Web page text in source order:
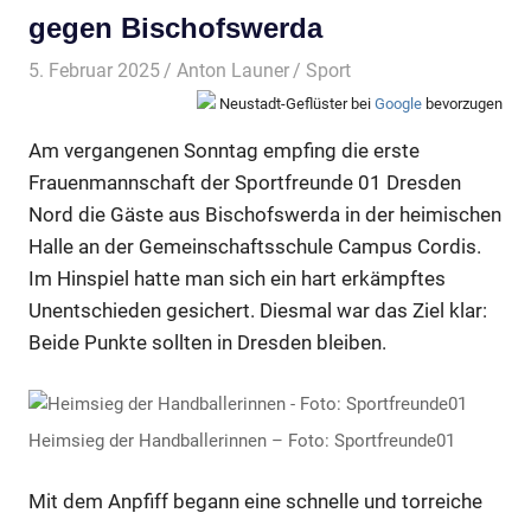
gegen Bischofswerda
5. Februar 2025 Anton Launer Sport
Neustadt-Geflüster bei Google bevorzugen
Am vergangenen Sonntag empfing die erste
Frauenmannschaft der Sportfreunde 01 Dresden
Nord die Gäste aus Bischofswerda in der heimischen
Halle an der Gemeinschaftsschule Campus Cordis.
Im Hinspiel hatte man sich ein hart erkämpftes
Unentschieden gesichert. Diesmal war das Ziel klar:
Beide Punkte sollten in Dresden bleiben.
Heimsieg der Handballerinnen – Foto: Sportfreunde01
Mit dem Anpfiff begann eine schnelle und torreiche